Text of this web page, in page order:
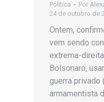
Política Por
24 de outubro de
Ontem,
vem sendo
extrema-
Bolsonaro,
guerra
armamentista